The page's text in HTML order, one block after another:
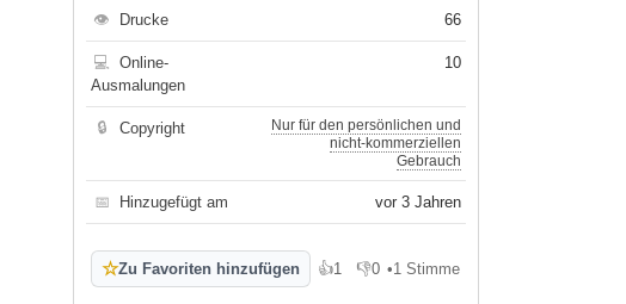
👁 Drucke 66
💻
Online-
Ausmalungen
10
🔒 Copyright
Nur für den persönlichen und
nicht-kommerziellen
Gebrauch
📅 Hinzugefügt am vor 3 Jahren
☆Zu Favoriten hinzufügen 👍1
Gefällt mir
👎0
Gefällt mir nicht
•1 Stimme